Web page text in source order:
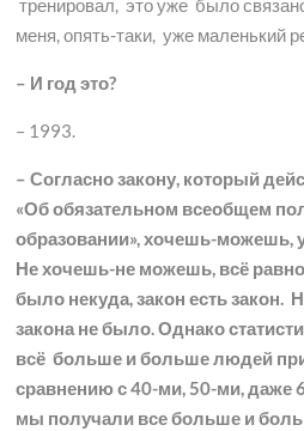
тренировал, это уже было
меня, опять-таки, уже маленький
– И год это?
– 1993.
– Согласно закону, который
«Об обязательном всеобщем
образовании», хочешь-можешь,
Не хочешь-не можешь, всё равно
было некуда, закон есть закон.
закона не было. Однако
всё больше и больше людей
сравнению с 40-ми, 50-ми, даже
мы получали все больше и